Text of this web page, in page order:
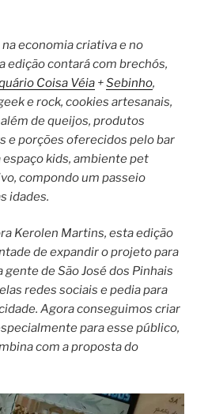
economia criativa e no
edição contará com brechós,
Coisa Véia +Sebinho,
e rock, cookies artesanais,
de queijos, produtos
e porções oferecidos pelo bar
kids, ambiente pet
compondo um passeio
idades.
Kerolen Martins, esta edição
de expandir o projeto para
de São José dos Pinhais
redes sociais e pedia para
Agora conseguimos criar
para esse público,
com a proposta do